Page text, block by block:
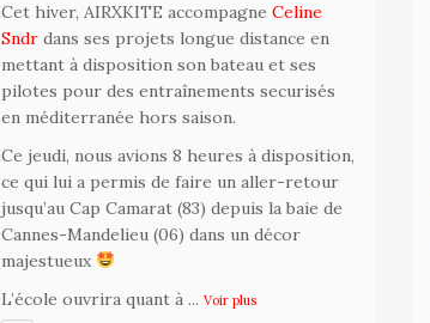
Cet hiver, AIRXKITE accompagneCeline
Sndr dans ses projets longue distance en
mettant à disposition son bateau et ses
pilotes pour des entraînements securisés
en méditerranée hors saison.
Ce jeudi, nous avions 8 heures à disposition,
ce qui lui a permis de faire un aller-retour
jusqu’au Cap Camarat (83) depuis la baie de
Cannes-Mandelieu (06) dans un décor
majestueux
L’école ouvrira quant à...Voir plus